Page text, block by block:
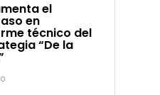
el
en
técnico del
“De la